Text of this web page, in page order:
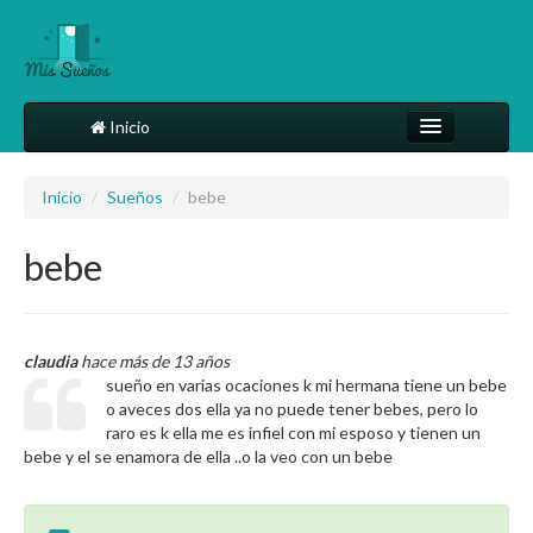
Inicio
Inicio / Sueños / bebe
bebe
claudiahace más de 13 años
sueño en varias ocaciones k mi hermana tiene un bebe
o aveces dos ella ya no puede tener bebes, pero lo
raro es k ella me es infiel con mi esposo y tienen un
bebe y el se enamora de ella ..o la veo con un bebe